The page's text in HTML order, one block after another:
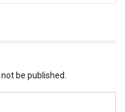
be published.